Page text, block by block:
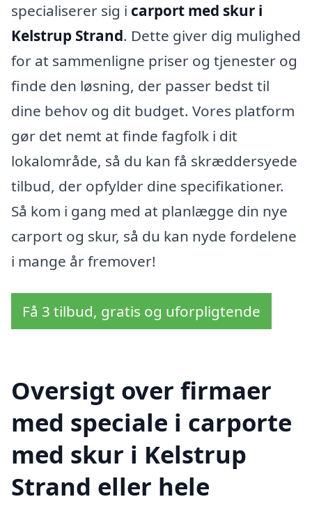
specialiserer sig i carport med skur i
Kelstrup Strand. Dette giver dig mulighed
for at sammenligne priser og tjenester og
finde den løsning, der passer bedst til
dine behov og dit budget. Vores platform
gør det nemt at finde fagfolk i dit
lokalområde, så du kan få skræddersyede
tilbud, der opfylder dine specifikationer.
Så kom i gang med at planlægge din nye
carport og skur, så du kan nyde fordelene
i mange år fremover!
Få 3 tilbud, gratis og uforpligtende
Oversigt over firmaer
med speciale i carporte
med skur i Kelstrup
Strand eller hele